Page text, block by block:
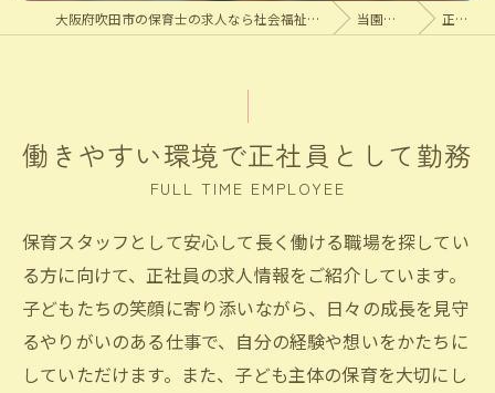
大阪府吹田市の保育士の求人なら社会福祉法人耀き福祉会 当園を知る 正社員
働きやすい環境で正社員として勤務
FULL TIME EMPLOYEE
保育スタッフとして安心して長く働ける職場を探してい
る方に向けて、正社員の求人情報をご紹介しています。
子どもたちの笑顔に寄り添いながら、日々の成長を見守
るやりがいのある仕事で、自分の経験や想いをかたちに
していただけます。また、子ども主体の保育を大切にし